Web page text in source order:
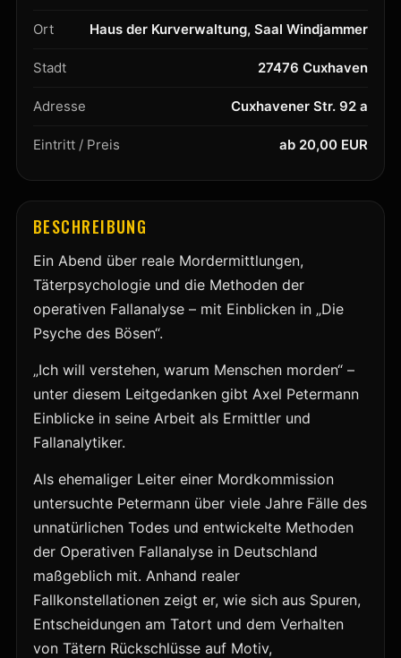
Ort Haus der Kurverwaltung, Saal Windjammer
Stadt 27476 Cuxhaven
Adresse Cuxhavener Str. 92 a
Eintritt / Preis ab 20,00 EUR
BESCHREIBUNG
Ein Abend über reale Mordermittlungen,
Täterpsychologie und die Methoden der
operativen Fallanalyse – mit Einblicken in „Die
Psyche des Bösen“.
„Ich will verstehen, warum Menschen morden“ –
unter diesem Leitgedanken gibt Axel Petermann
Einblicke in seine Arbeit als Ermittler und
Fallanalytiker.
Als ehemaliger Leiter einer Mordkommission
untersuchte Petermann über viele Jahre Fälle des
unnatürlichen Todes und entwickelte Methoden
der Operativen Fallanalyse in Deutschland
maßgeblich mit. Anhand realer
Fallkonstellationen zeigt er, wie sich aus Spuren,
Entscheidungen am Tatort und dem Verhalten
von Tätern Rückschlüsse auf Motiv,